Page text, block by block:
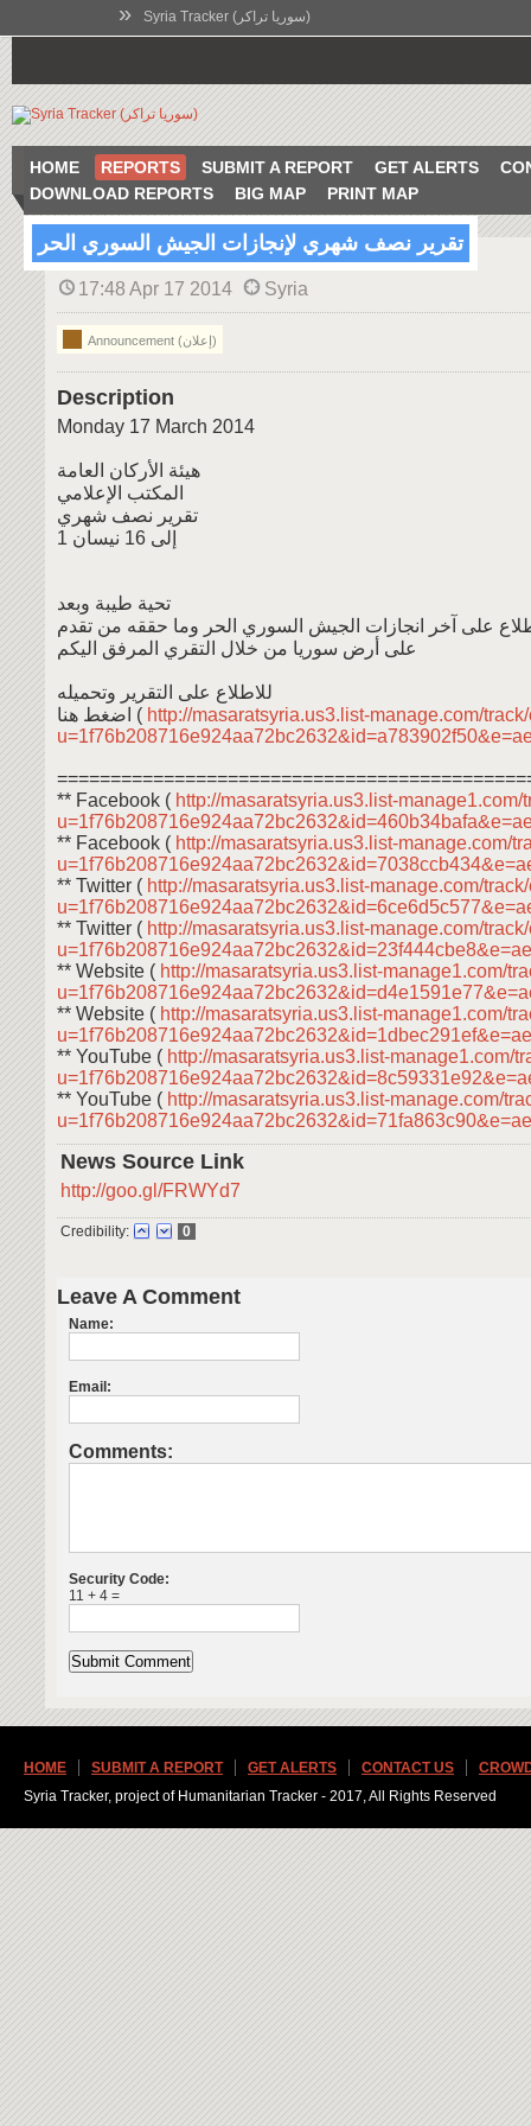
» Syria Tracker (سوريا تراكر)
HOME REPORTS SUBMIT A REPORT GET ALERTS
DOWNLOAD REPORTS
BIG MAP PRINT MAP
تقرير نصف شهري لإنجازات الجيش السوري الحر
17:48 Apr 17 2014 Syria
Announcement (إعلان)
Description
Monday 17 March 2014
هيئة الأركان العامة
المكتب الإعلامي
تقرير نصف شهري
1 إلى 16 نيسان
تحية طيبة وبعد
على آخر انجازات الجيش السوري الحر وما حققه من تقدم
على أرض سوريا من خلال التقري المرفق اليكم
للاطلاع على التقرير وتحميله
اضغط هنا ( http://masaratsyria.us3.list-manage.com/
** Facebook ( http://masaratsyria.us3.list-manage1.com/
** Facebook ( http://masaratsyria.us3.list-manage.com/
** Twitter ( http://masaratsyria.us3.list-manage.com/
** Twitter ( http://masaratsyria.us3.list-manage.com/
** Website ( http://masaratsyria.us3.list-manage1.com/
** Website ( http://masaratsyria.us3.list-manage1.com/
** YouTube ( http://masaratsyria.us3.list-manage1.com/
** YouTube ( http://masaratsyria.us3.list-manage.com/
News Source Link
http://goo.gl/FRWYd7
Credibility: 0
Leave A Comment
Name:
Email:
Comments:
Security Code:
11 + 4 =
HOME SUBMIT A REPORT GET ALERTS CONTACT US
Syria Tracker, project of Humanitarian Tracker - 2017, All Rights Reserved